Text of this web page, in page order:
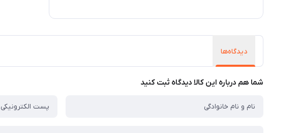
دیدگاه‌ها
شما هم درباره این کالا دیدگاه ثبت کنید